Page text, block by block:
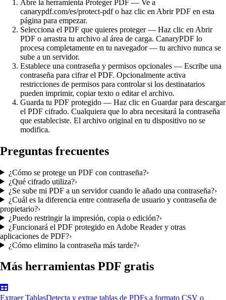
Abre la herramienta Proteger PDF — Ve a
canarypdf.com/es/protect-pdf o haz clic en Abrir PDF en esta
página para empezar.
Selecciona el PDF que quieres proteger— Haz clic en Abrir
PDF o arrastra tu archivo al área de carga. CanaryPDF lo
procesa completamente en tu navegador — tu archivo nunca se
sube a un servidor.
Establece una contraseña y permisos opcionales — Escribe una
contraseña para cifrar el PDF. Opcionalmente activa
restricciones de permisos para controlar si los destinatarios
pueden imprimir, copiar texto o editar el archivo.
Guarda tu PDF protegido — Haz clic en Guardar para descargar
el PDF cifrado. Cualquiera que lo abra necesitará la contraseña
que estableciste. El archivo original en tu dispositivo no se
modifica.
Preguntas frecuentes
¿Cómo se protege un PDF con contraseña?›
¿Qué cifrado utiliza?›
¿Se sube mi PDF a un servidor cuando le añado una contraseña?›
¿Cuál es la diferencia entre contraseña de usuario y contraseña de
propietario?›
¿Puedo restringir la impresión, copia o edición?›
¿Funcionará el PDF protegido en Adobe Reader y otras
aplicaciones de PDF?›
¿Cómo elimino la contraseña más tarde?›
Más herramientas PDF gratis
Extraer TablasDetecta y extrae tablas de PDFs a formato CSV o